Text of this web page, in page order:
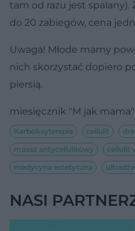
tam od razu jest spalany).
do 20 zabiegów, cena
Uwaga! Młode mamy
nich skorzystać dopiero
piersią.
miesięcznik "M jak mama"
Karboksyterapia cellulit
masaż antycellulitowy
cellulit
medycyna estetyczna
NASI